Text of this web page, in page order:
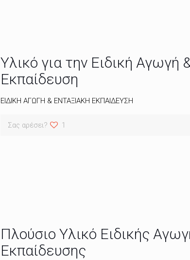
Υλικό για την Ειδική Αγωγή
Εκπαίδευση
ΕΙΔΙΚΗ ΑΓΩΓΗ & ΕΝΤΑΞΙΑΚΗ ΕΚΠΑΙΔΕΥΣΗ
Σας αρέσει? 1
Πλούσιο Υλικό Ειδικής
Εκπαίδευσης